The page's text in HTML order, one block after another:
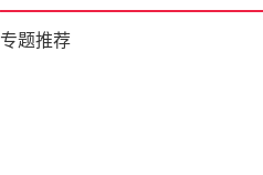
专题推荐